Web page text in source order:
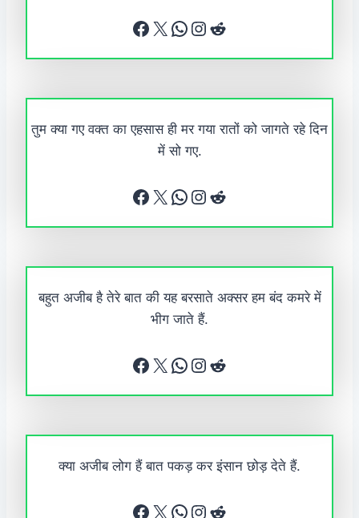
Facebook X WhatsApp Instagram Reddit
तुम क्या गए वक्त का एहसास ही मर गया रातों को जागते रहे दिन
में सो गए.
Facebook X WhatsApp Instagram Reddit
बहुत अजीब है तेरे बात की यह बरसाते अक्सर हम बंद कमरे में
भीग जाते हैं.
Facebook X WhatsApp Instagram Reddit
क्या अजीब लोग हैं बात पकड़ कर इंसान छोड़ देते हैं.
Facebook X WhatsApp Instagram Reddit